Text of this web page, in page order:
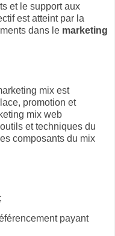
et le support aux
est atteint par la
dans le marketing
mix est
promotion et
mix web
et techniques du
composants du mix
payant